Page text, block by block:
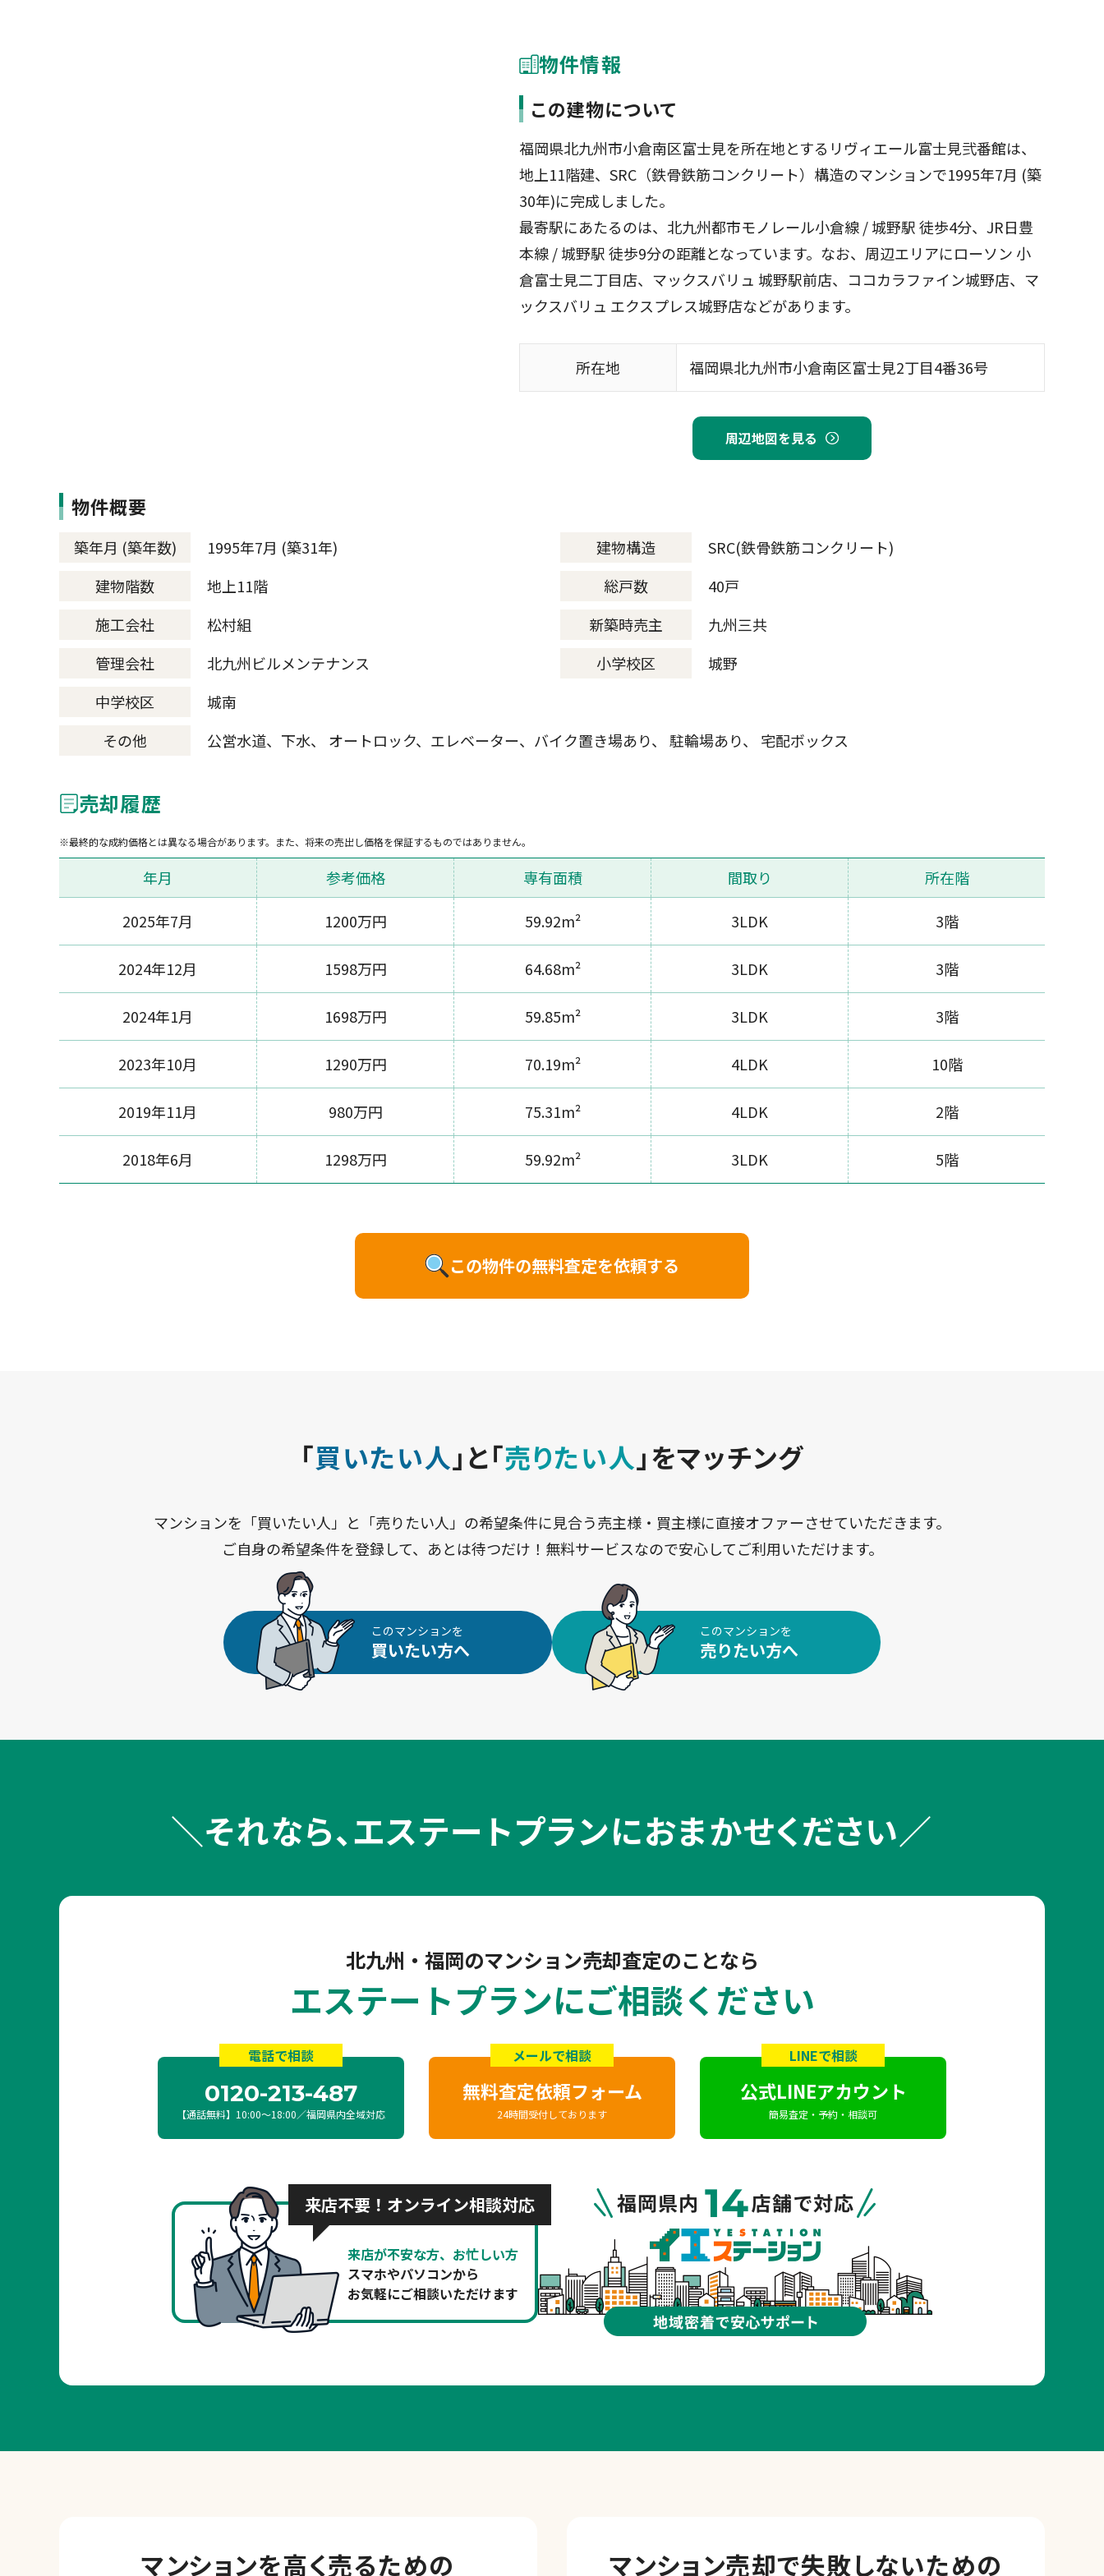
物件情報
この建物について
福岡県北九州市小倉南区富士見を所在地とするリヴィエール富士見弐番館は、
地上11階建、SRC（鉄骨鉄筋コンクリート）構造のマンションで1995年7月 (築
30年)に完成しました。
最寄駅にあたるのは、北九州都市モノレール小倉線 / 城野駅 徒歩4分、JR日豊
本線 / 城野駅 徒歩9分の距離となっています。なお、周辺エリアにローソン 小
倉富士見二丁目店、マックスバリュ 城野駅前店、ココカラファイン城野店、マ
ックスバリュ エクスプレス城野店などがあります。
所在地 福岡県北九州市小倉南区富士見2丁目4番36号
周辺地図を見る
物件概要
築年月 (築年数) 1995年7月 (築31年) 建物構造
SRC(鉄骨鉄筋コンクリート)
建物階数
地上11階 総戸数
40戸
施工会社
松村組 新築時売主
九州三共
管理会社
北九州ビルメンテナンス 小学校区
城野
中学校区
城南
その他
公営水道、下水、 オートロック、エレベーター、バイク置き場あり、 駐輪場あり、 宅配ボックス
売却履歴
最終的な成約価格とは異なる場合があります。また、将来の売出し価格を保証するものではありません。
年月 参考価格 専有面積 間取り 所在階
2025年7月 1200万円 59.92m² 3LDK 3階
2024年12月 1598万円 64.68m² 3LDK 3階
2024年1月 1698万円 59.85m² 3LDK 3階
2023年10月 1290万円 70.19m² 4LDK 10階
2019年11月 980万円 75.31m² 4LDK 2階
2018年6月 1298万円 59.92m² 3LDK 5階
この物件の無料査定を依頼する
「買いたい人 」と「売りたい人 」をマッチング
マンションを「買いたい人」と「売りたい人」の希望条件に見合う売主様・買主様に直接オファーさせていただきます。
ご自身の希望条件を登録して、あとは待つだけ！無料サービスなので安心してご利用いただけます。
このマンションを
買いたい方へ
このマンションを
売りたい方へ
それなら、エステートプランにおまかせください
北九州・福岡のマンション売却査定のことなら
エステートプランにご相談ください
電話で相談
0120-213-487
【通話無料】10:00〜18:00／福岡県内全域対応
メールで相談
無料査定依頼フォーム
24時間受付しております
LINEで相談
公式LINEアカウント
簡易査定・予約・相談可
来店不要！オンライン相談対応
来店が不安な方、お忙しい方
スマホやパソコンから
お気軽にご相談いただけます
マンションを高く売るための マンション売却で失敗しないための